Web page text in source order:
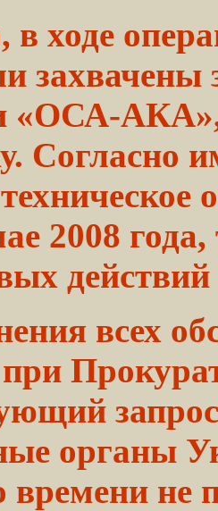
в ходе
захвачены
«ОСА-
Согласно
2008
действий
всех
запрос
органы
времени не